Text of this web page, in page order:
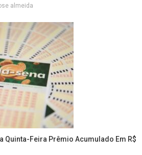
almeida
Quinta-Feira Prêmio Acumulado Em R$